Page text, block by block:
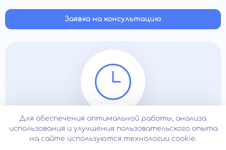
о своем здоровье мешает полноценной жизни,
необходимо обратиться к врачу.
Заявка на консультацию
24/7
Для обеспечения оптимальной работы, анализа
использования и улучшения пользовательского опыта
на сайте используются технологии cookie.